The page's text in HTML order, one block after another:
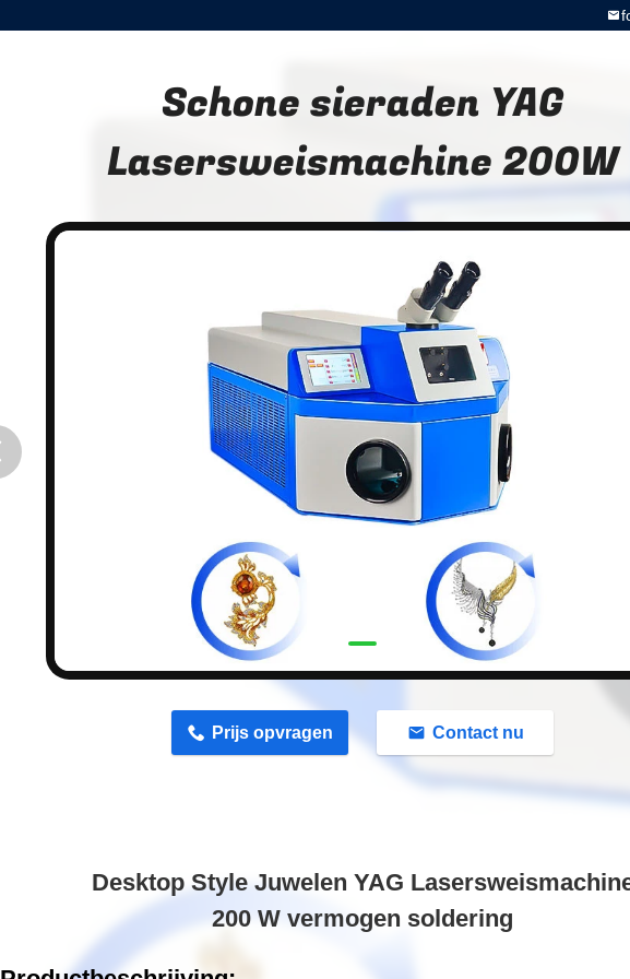
Schone sieraden YAG
Lasersweismachine 200W
Prijs opvragen Contact nu
Desktop Style Juwelen YAG
200 W vermogen soldering